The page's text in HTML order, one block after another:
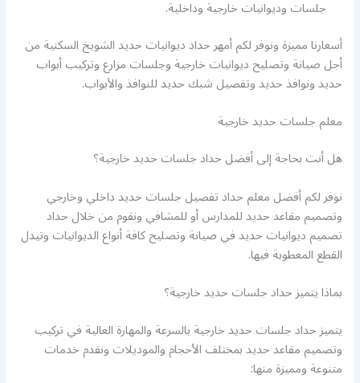
جلسات وديوانيات خارجية وداخلية.
أسعارنا مميزة ونوفر لكم أمهر حداد ديوانيات حديد الشويخ السكنية من
أجل صيانة وتصليح ديوانيات خارجية وجلسات مزارع وتركيب أبواب
حديد ونوافذ حديد وتفصيل شبك حديد للنوافذ والأبواب.
معلم جلسات حديد خارجية
هل أنت بحاجة إلى أفضل حداد جلسات حديد خارجية؟
نوفر لكم أفضل معلم حداد تفصيل جلسات حديد داخلي وخارجي
وتصميم مقاعد حديد للمدارس أو للمشافي ونقوم من خلال حداد
تصميم ديوانيات حديد في صيانة وتصليح كافة أنواع الديوانيات وتيدل
القطع المعطوبة فيها.
بماذا يتميز حداد جلسات حديد خارجية؟
يتميز حداد جلسات حديد خارجية بالسرعة والمهارة العالية في تركيب
وتصميم مقاعد حديد بمختلف الأحجام والموديلات ونقدم خدمات
متنوعة ومميزة منها: